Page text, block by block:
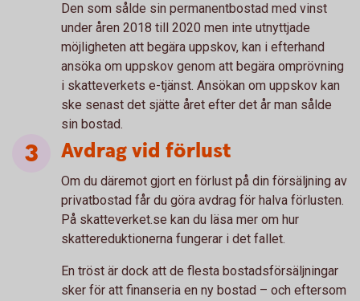
Den som sålde sin permanentbostad med vinst
under åren 2018 till 2020 men inte utnyttjade
möjligheten att begära uppskov, kan i efterhand
ansöka om uppskov genom att begära omprövning
i skatteverkets e-tjänst. Ansökan om uppskov kan
ske senast det sjätte året efter det år man sålde
sin bostad.
Avdrag vid förlust
Om du däremot gjort en förlust på din försäljning av
privatbostad får du göra avdrag för halva förlusten.
På skatteverket.se kan du läsa mer om hur
skattereduktionerna fungerar i det fallet.
En tröst är dock att de flesta bostadsförsäljningar
sker för att finanseria en ny bostad – och eftersom